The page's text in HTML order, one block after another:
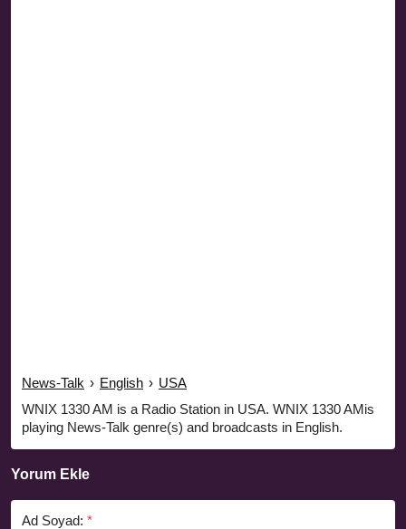
News-Talk › English › USA
WNIX 1330 AM is a Radio Station in USA. WNIX 1330 AMis
playing News-Talk genre(s) and broadcasts in English.
Yorum Ekle
Ad Soyad: *